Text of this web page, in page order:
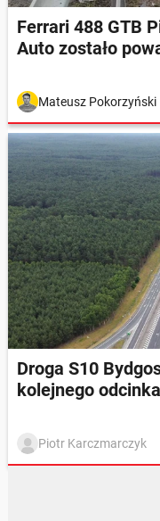
Ferrari 488 GTB
Auto zostało
Mateusz Pokorzyński
Droga S10
kolejnego
Piotr Karczmarczyk